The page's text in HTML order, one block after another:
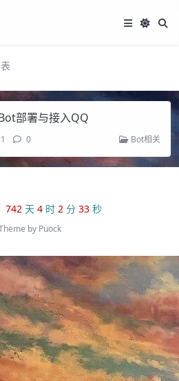
部署与接入QQ
0 Bot相关
742 天 4 时 2 分 33 秒
by Puock